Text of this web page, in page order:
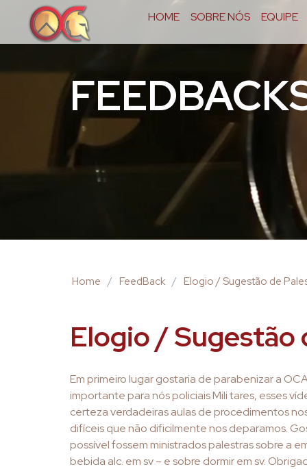
HOME SOBRE NÓS EQUIPE
Home / FeedBack / Elogio / Sugestão de
Elogio / Sugestão
Em primeiro lugar gostaria de parabenizar a
importante para nós policiais Mili tares, esses
certeza verdadeiras aulas de procedimentos
difíceis que não dificilmente nos deparamos.
possível fossem ministrados palestras sobre a
bebida alc. em sv – e sobre dormir em sv.